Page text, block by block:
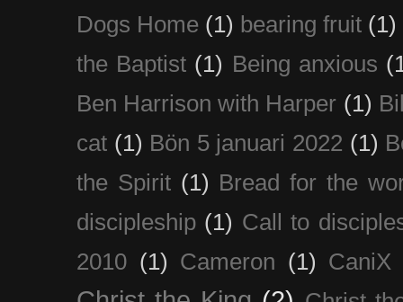
Dogs Home (1) bearing fruit (1)
the Baptist (1) Being anxious
Ben Harrison with Harper (1)
cat (1) Bön 5 januari 2022 (1)
the Spirit (1) Bread for the
discipleship (1) Call to
2010 (1) Cameron (1) CaniX